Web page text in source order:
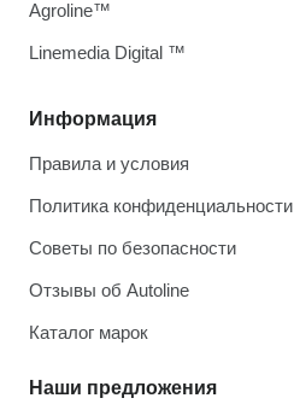
Информация
Правила и условия
Политика конфиденциальности
Советы по безопасности
Отзывы об Autoline
Каталог марок
Наши предложения
Agroline™
Linemedia Digital ™